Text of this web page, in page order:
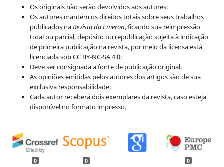
Os originais não serão devolvidos aos autores;
Os autores mantém os direitos totais sobre seus trabalhos
publicados naRevista da Emeron, ficando sua reimpressão
total ou parcial, depósito ou republicação sujeita à indicação
de primeira publicação na revista, por meio da licensa está
licenciada sob CC BY-NC-SA 4.0;
Deve ser consignada a fonte de publicação original;
As opiniões emitidas pelos autores dos artigos são de sua
exclusiva responsabilidade;
Cada autor receberá dois exemplares da revista, caso esteja
disponível no formato impresso.
0 0 0